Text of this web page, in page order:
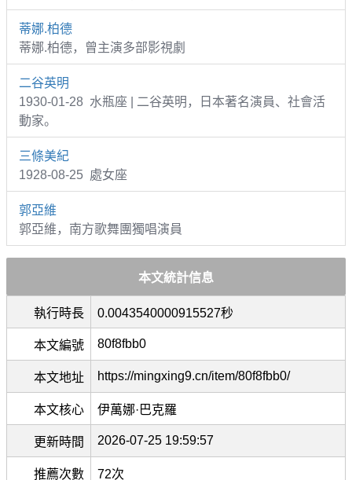
蒂娜.柏德
蒂娜.柏德，曾主演多部影視劇
二谷英明
1930-01-28 水瓶座 | 二谷英明，日本著名演員、社會活
動家。
三條美紀
1928-08-25 處女座
郭亞維
郭亞維，南方歌舞團獨唱演員
本文統計信息
執行時長 0.0043540000915527秒
本文編號 80f8fbb0
本文地址 https://mingxing9.cn/item/80f8fbb0/
本文核心 伊萬娜·巴克羅
更新時間 2026-07-25 19:59:57
推薦次數 72次